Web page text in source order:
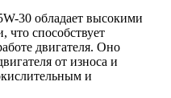
30 обладает высокими
что способствует
двигателя. Оно
от износа и
и